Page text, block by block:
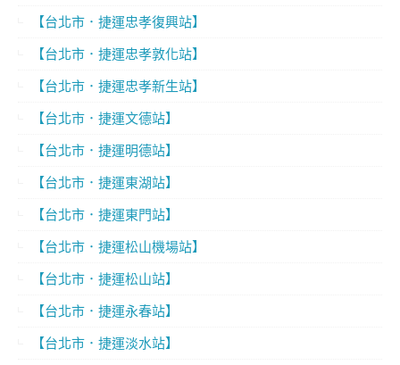
【台北市．捷運忠孝復興站】
【台北市．捷運忠孝敦化站】
【台北市．捷運忠孝新生站】
【台北市．捷運文德站】
【台北市．捷運明德站】
【台北市．捷運東湖站】
【台北市．捷運東門站】
【台北市．捷運松山機場站】
【台北市．捷運松山站】
【台北市．捷運永春站】
【台北市．捷運淡水站】